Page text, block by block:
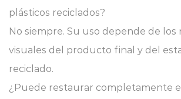
plásticos reciclados?
No siempre. Su uso depende de
visuales del producto final y del
reciclado.
¿Puede restaurar completamente